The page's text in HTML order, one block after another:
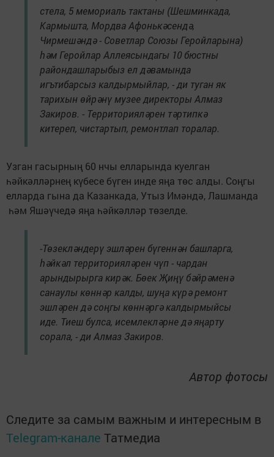
стела, 5 мемориаль тактаны (Шешминкада,
Кармышта, Мордва Афонькәсендә,
Чирмешәндә - Советлар Союзы Геройларына)
һәм Геройлар Аллеясындагы 10 бюстны
райондашларыбыз ел дәвамында
игътибарсыз калдырмыйлар, - ди туган як
тарихын өйрәнү музее директоры Алмаз
Закиров. - Территорияләрен тәртипкә
китереп, чистартып, ремонтлап торалар.
Узган гасырның 60 нчы елларында куелган
һәйкәлләрнең күбесе бүген инде яңа төс алды. Соңгы
елларда гына да Казанкада, Утыз Имәндә, Лашманда
һәм Яшәүчедә яңа һәйкәлләр төзелде.
-Төзекләндерү эшләрен бүгеннән башларга,
һәйкәл территорияләрен чүп - чардан
арындырырга кирәк. Бөек Җиңү бәйрәменә
санаулы көннәр калды, шуңа күрә ремонт
эшләрен дә соңгы көннәргә калдырмыйсы
иде. Тиеш булса, исемлекләрне дә яңарту
сорала, - ди Алмаз Закиров.
Автор фотосы
Следите за самым важным и интересным в
Telegram-канале Татмедиа